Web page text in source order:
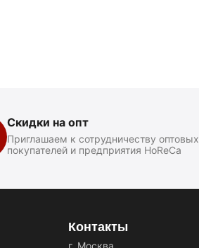
Скидки на опт
Приглашаем к сотрудничеству оптовых
покупателей и предприятия HoReCa
Контакты
г. Москва,